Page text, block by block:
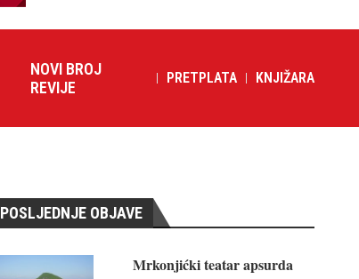
NOVI BROJ
REVIJE
PRETPLATA KNJIŽARA
POSLJEDNJE OBJAVE
Mrkonjićki teatar apsurda